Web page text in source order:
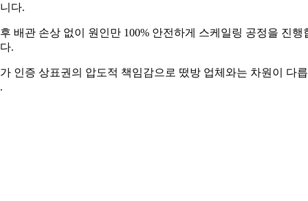
다.
배관 손상 없이 원인만 100% 안전하게 스케일링 공정을 진행
.
인증 상표권의 압도적 책임감으로 떴방 업체와는 차원이 다